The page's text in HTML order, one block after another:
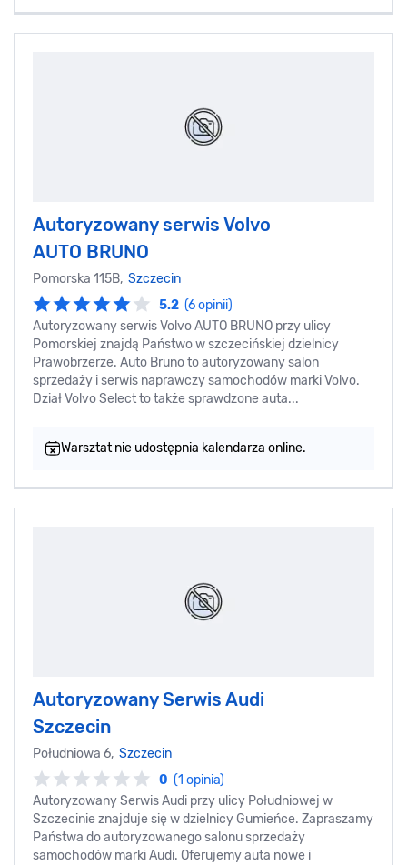
Autoryzowany serwis Volvo
AUTO BRUNO
Pomorska 115B, Szczecin
5.2 (6 opinii)
Autoryzowany serwis Volvo AUTO BRUNO przy ulicy
Pomorskiej znajdą Państwo w szczecińskiej dzielnicy
Prawobrzerze. Auto Bruno to autoryzowany salon
sprzedaży i serwis naprawczy samochodów marki Volvo.
Dział Volvo Select to także sprawdzone auta...
Warsztat nie udostępnia kalendarza online.
Autoryzowany Serwis Audi
Szczecin
Południowa 6, Szczecin
0 (1 opinia)
Autoryzowany Serwis Audi przy ulicy Południowej w
Szczecinie znajduje się w dzielnicy Gumieńce. Zapraszamy
Państwa do autoryzowanego salonu sprzedaży
samochodów marki Audi. Oferujemy auta nowe i